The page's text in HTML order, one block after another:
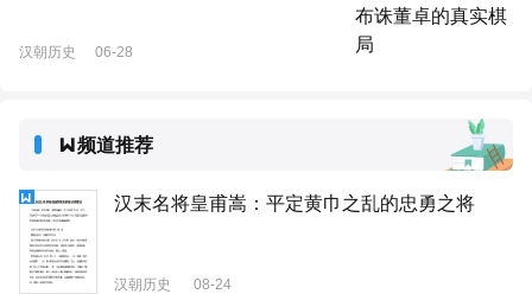
汉朝历史 06-28
频道推荐
汉末名将皇甫嵩：平定黄巾之乱的忠勇之将
汉朝历史 08-24